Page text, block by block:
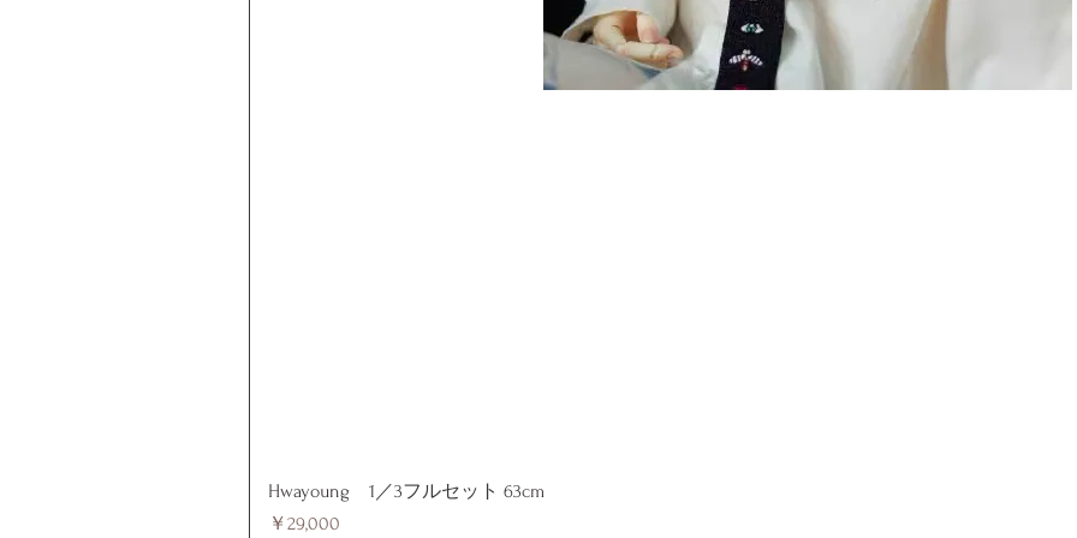
Hwayoung 1／3フルセット 63cm
価格
￥29,000